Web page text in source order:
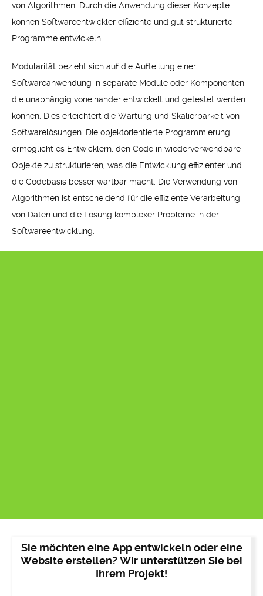
von Algorithmen. Durch die Anwendung dieser Konzepte
können Softwareentwickler effiziente und gut strukturierte
Programme entwickeln.
Modularität bezieht sich auf die Aufteilung einer
Softwareanwendung in separate Module oder Komponenten,
die unabhängig voneinander entwickelt und getestet werden
können. Dies erleichtert die Wartung und Skalierbarkeit von
Softwarelösungen. Die objektorientierte Programmierung
ermöglicht es Entwicklern, den Code in wiederverwendbare
Objekte zu strukturieren, was die Entwicklung effizienter und
die Codebasis besser wartbar macht. Die Verwendung von
Algorithmen ist entscheidend für die effiziente Verarbeitung
von Daten und die Lösung komplexer Probleme in der
Softwareentwicklung.
Sie möchten eine App entwickeln oder eine
Website erstellen? Wir unterstützen Sie bei
Ihrem Projekt!